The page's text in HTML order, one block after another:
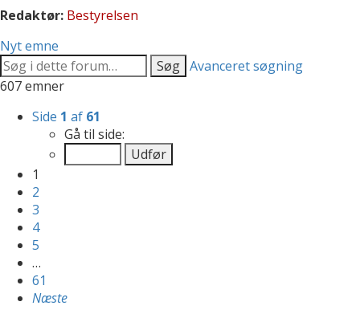
Redaktør: Bestyrelsen
Nyt emne
Søg Avanceret søgning
607 emner
Side 1 af 61
Gå til side:
1
2
3
4
5
…
61
Næste